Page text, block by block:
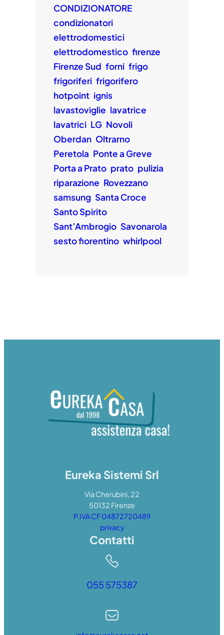
CONDIZIONATORE
condizionatori
elettrodomestici
elettrodomestico firenze
Firenze Sud forni frigo
frigoriferi frigorifero
hotpoint ignis
lavastoviglie lavatrice
lavatrici LG Novoli
Oberdan Oltrarno
Peretola Ponte a Greve
Porta a Prato prato pulizia
riparazione Rovezzano
samsung Santa Croce
Santo Spirito
Sant’Ambrogio Savonarola
sesto fiorentino whirlpool
Eureka Sistemi Srl
Via Cherubini, 22
50132 Firenze
P.IVA CF 04872720489
privacy
Contatti
055 575387